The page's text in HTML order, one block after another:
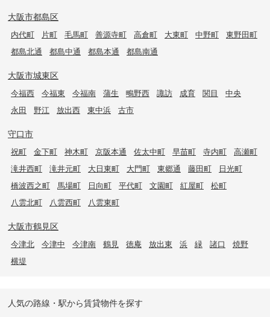
大阪市都島区
内代町 片町 毛馬町 善源寺町 高倉町 大東町 中野町
東野田町
都島北通
都島中通 都島本通 都島南通
大阪市城東区
今福西 今福東 今福南 蒲生 鴫野西 諏訪 成育 関目
中央
永田
野江 放出西 東中浜 古市
守口市
祝町 金下町 神木町 京阪本通 佐太中町 早苗町 寺内町
高瀬町
滝井西町
滝井元町 大日東町 大門町 東郷通 藤田町
日光町
橋波西之町
馬場町 日向町 平代町 文園町 紅屋町
松町
八雲北町
八雲西町 八雲東町
大阪市鶴見区
今津北 今津中 今津南 鶴見 徳庵 放出東 浜 緑 諸口
焼野
横堤
人気の路線・駅から賃貸物件を探す